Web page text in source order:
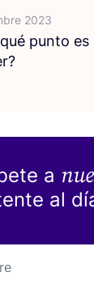
2023
pun­to
a
al